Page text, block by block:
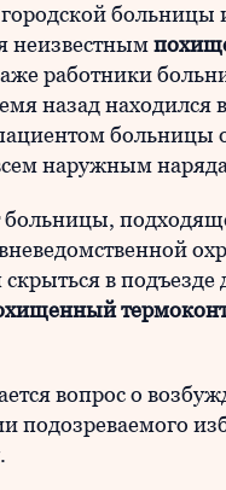
больницы
неизвестным
работники
назад
больницы
наружным
больницы,
в
вопрос о
подозреваемого